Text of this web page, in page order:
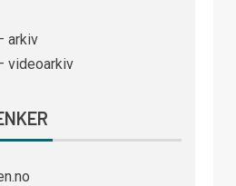
arkiv
videoarkiv